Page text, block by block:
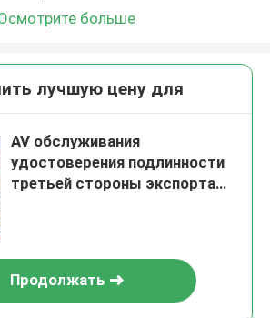
больше
лучшую цену для
AV обслуживания
удостоверения подлинности
третьей стороны экспорта
Продолжать